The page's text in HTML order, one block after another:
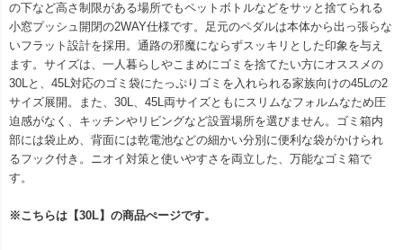
の下など高さ制限がある場所でもペットボトルなどをサッと捨てられる
小窓プッシュ開閉の2WAY仕様です。足元のペダルは本体から出っ張らな
いフラット設計を採用。通路の邪魔にならずスッキリとした印象を与え
ます。サイズは、一人暮らしやこまめにゴミを捨てたい方にオススメの
30Lと、45L対応のゴミ袋にたっぷりゴミを入れられる家族向けの45Lの2
サイズ展開。また、30L、45L両サイズともにスリムなフォルムなため圧
迫感がなく、キッチンやリビングなど設置場所を選びません。ゴミ箱内
部には袋止め、背面には乾電池などの細かい分別に便利な袋がかけられ
るフック付き。ニオイ対策と使いやすさを両立した、万能なゴミ箱で
す。
※こちらは【30L】の商品ぺージです。